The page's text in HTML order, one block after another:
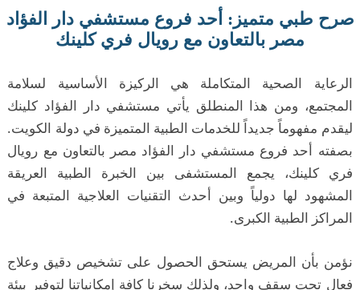
صرح طبي متميز: أحد فروع مستشفي دار الفؤاد
مصر بالتعاون مع رويال فري كلينك
الرعاية الصحية المتكاملة هي الركيزة الأساسية لسلامة
المجتمع، ومن هذا المنطلق يأتي مستشفي دار الفؤاد كلينك
ليقدم مفهوماً جديداً للخدمات الطبية المتميزة في دولة الكويت.
بصفته أحد فروع مستشفي دار الفؤاد مصر بالتعاون مع رويال
فري كلينك، يجمع المستشفى بين الخبرة الطبية العريقة
المشهود لها دولياً وبين أحدث التقنيات العلاجية المتبعة في
المراكز الطبية الكبرى.
نؤمن بأن المريض يستحق الحصول على تشخيص دقيق وعلاج
فعال تحت سقف واحد، ولذلك سخرنا كافة إمكانياتنا لتوفير بيئة